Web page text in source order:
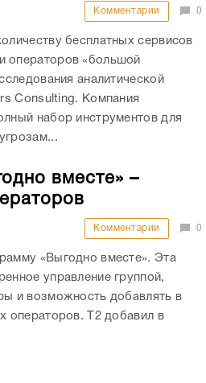
Комментарии 0
бесплатных сервисов
операторов «большой
аналитической
Consulting. Компания
набор инструментов для
вместе» –
Комментарии 0
«Выгодно вместе». Эта
управление группой,
и возможность добавлять в
операторов. Т2 добавил в